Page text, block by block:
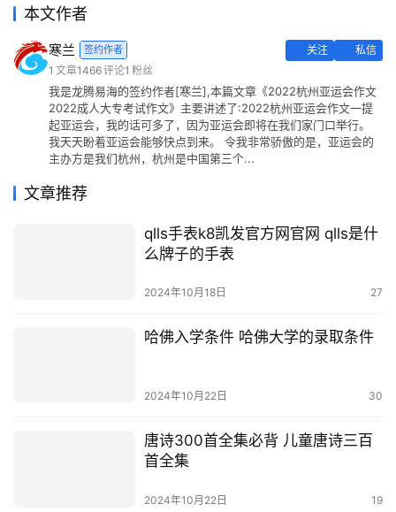
本文作者
寒兰 签约作者 关注
私信
1 文章1466评论1 粉丝
我是龙腾易海的签约作者[寒兰],本篇文章《2022杭州亚运会作文
2022成人大专考试作文》主要讲述了:2022杭州亚运会作文一提
起亚运会，我的话可多了，因为亚运会即将在我们家门口举行。
我天天盼着亚运会能够快点到来。 令我非常骄傲的是，亚运会的
主办方是我们杭州，杭州是中国第三个...
文章推荐
qlls手表k8凯发官方网官网 qlls是什
么牌子的手表
2024年10月18日 27
哈佛入学条件 哈佛大学的录取条件
2024年10月22日 30
唐诗300首全集必背 儿童唐诗三百
首全集
2024年10月22日 19